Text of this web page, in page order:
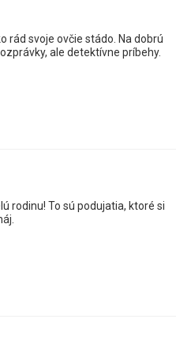
rád svoje ovčie stádo. Na dobrú
ale detektívne príbehy.
rodinu! To sú podujatia, ktoré si